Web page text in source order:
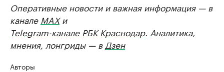
Оперативные новости и важная информация — в
канале MAXи
Telegram-канале РБК Краснодар. Аналитика,
мнения, лонгриды — в Дзен
Авторы